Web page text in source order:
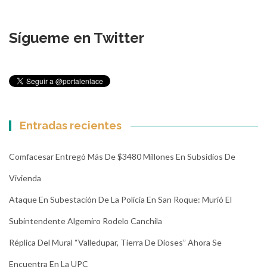
Sígueme en Twitter
Entradas recientes
Comfacesar Entregó Más De $3480 Millones En Subsidios De
Vivienda
Ataque En Subestación De La Policía En San Roque: Murió El
Subintendente Algemiro Rodelo Canchila
Réplica Del Mural “Valledupar, Tierra De Dioses” Ahora Se
Encuentra En La UPC